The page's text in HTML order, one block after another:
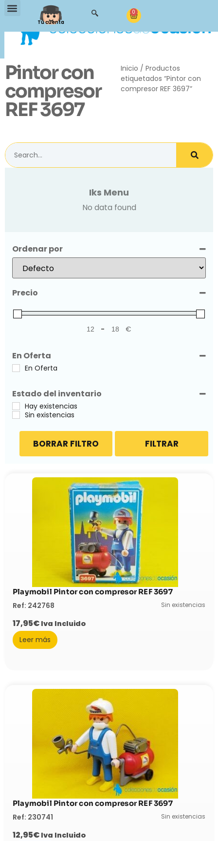
Tu cuenta
0
Pintor con
compresor
REF 3697
Inicio / Productos
etiquetados “Pintor con
compresor REF 3697”
Iks Menu
No data found
Ordenar por
Sort Products
Precio
Minimum Price
- Maximum Price
€
En Oferta
En Oferta
Estado del inventario
Hay existencias
Sin existencias
FILTRAR
BORRAR FILTRO
Playmobil Pintor con compresor REF 3697
Ref: 242768 Sin existencias
17,95€ Iva Incluido
Leer más
Playmobil Pintor con compresor REF 3697
Ref: 230741 Sin existencias
12,95€ Iva Incluido